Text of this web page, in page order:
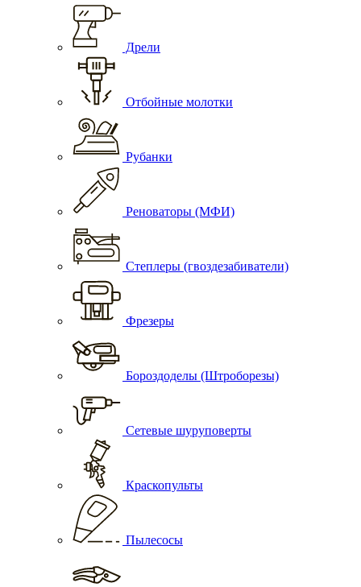
Дрели
Отбойные молотки
Рубанки
Реноваторы (МФИ)
Степлеры (гвоздезабиватели)
Фрезеры
Бороздоделы (Штроборезы)
Сетевые шуруповерты
Краскопульты
Пылесосы